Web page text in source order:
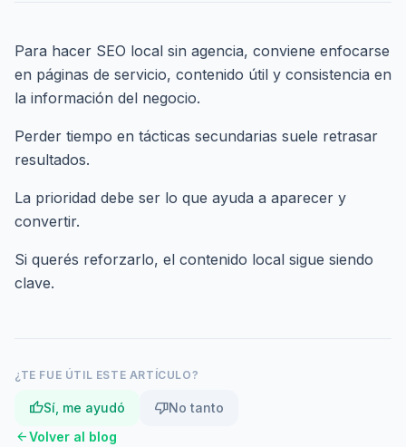
Para hacer SEO local sin agencia, conviene enfocarse
en páginas de servicio, contenido útil y consistencia en
la información del negocio.
Perder tiempo en tácticas secundarias suele retrasar
resultados.
La prioridad debe ser lo que ayuda a aparecer y
convertir.
Si querés reforzarlo, el contenido local sigue siendo
clave.
¿TE FUE ÚTIL ESTE ARTÍCULO?
thumb_upSí, me ayudó thumb_downNo tanto
arrow_backVolver al blog